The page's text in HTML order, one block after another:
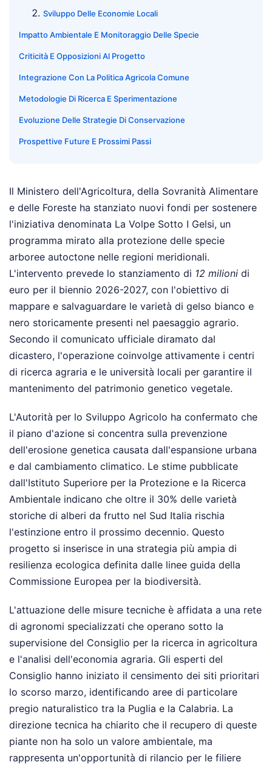
Sviluppo Delle Economie Locali
Impatto Ambientale E Monitoraggio Delle Specie
Criticità E Opposizioni Al Progetto
Integrazione Con La Politica Agricola Comune
Metodologie Di Ricerca E Sperimentazione
Evoluzione Delle Strategie Di Conservazione
Prospettive Future E Prossimi Passi
Il Ministero dell'Agricoltura, della Sovranità Alimentare
e delle Foreste ha stanziato nuovi fondi per sostenere
l'iniziativa denominata La Volpe Sotto I Gelsi, un
programma mirato alla protezione delle specie
arboree autoctone nelle regioni meridionali.
L'intervento prevede lo stanziamento di 12 milioni di
euro per il biennio 2026-2027, con l'obiettivo di
mappare e salvaguardare le varietà di gelso bianco e
nero storicamente presenti nel paesaggio agrario.
Secondo il comunicato ufficiale diramato dal
dicastero, l'operazione coinvolge attivamente i centri
di ricerca agraria e le università locali per garantire il
mantenimento del patrimonio genetico vegetale.
L'Autorità per lo Sviluppo Agricolo ha confermato che
il piano d'azione si concentra sulla prevenzione
dell'erosione genetica causata dall'espansione urbana
e dal cambiamento climatico. Le stime pubblicate
dall'Istituto Superiore per la Protezione e la Ricerca
Ambientale indicano che oltre il 30% delle varietà
storiche di alberi da frutto nel Sud Italia rischia
l'estinzione entro il prossimo decennio. Questo
progetto si inserisce in una strategia più ampia di
resilienza ecologica definita dalle linee guida della
Commissione Europea per la biodiversità.
L'attuazione delle misure tecniche è affidata a una rete
di agronomi specializzati che operano sotto la
supervisione del Consiglio per la ricerca in agricoltura
e l'analisi dell'economia agraria. Gli esperti del
Consiglio hanno iniziato il censimento dei siti prioritari
lo scorso marzo, identificando aree di particolare
pregio naturalistico tra la Puglia e la Calabria. La
direzione tecnica ha chiarito che il recupero di queste
piante non ha solo un valore ambientale, ma
rappresenta un'opportunità di rilancio per le filiere